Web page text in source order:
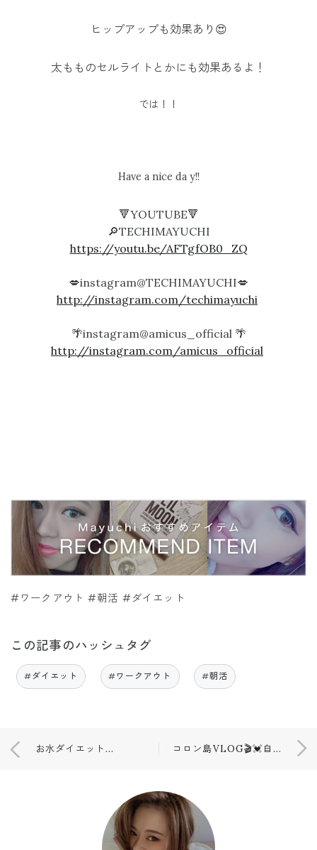
ヒップアップも効果あり😍
太もものセルライトとかにも効果あるよ！
では！！
Have a nice da y!!
🔻YOUTUBE🔻
🔎TECHIMAYUCHI
https://youtu.be/AFTgfOB0_ZQ
💋instagram@TECHIMAYUCHI💋
http://instagram.com/techimayuchi
🌴instagram@amicus_official 🌴
http://instagram.com/amicus_official
#ワークアウト #朝活 #ダイエット
この記事のハッシュタグ
#ダイエット #ワークアウト #朝活
お水ダイエットの、ウソ、ホント😱💓 コロン島VLOG🎬💓自分たちで飛行機やホテルの取り方編